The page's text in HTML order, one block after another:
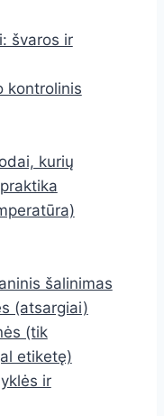
švaros ir
kontrolinis
kurių
šalinimas
(atsargiai)
(tik
etiketę)
ir